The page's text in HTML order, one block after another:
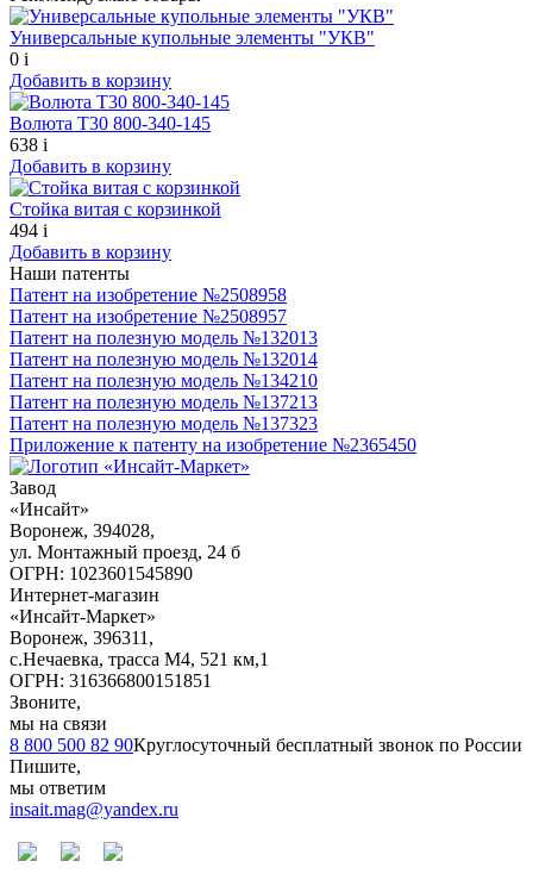
Универсальные купольные элементы "УКВ"
0 i
Добавить в корзину
Волюта Т30 800-340-145
638 i
Добавить в корзину
Стойка витая с корзинкой
494 i
Добавить в корзину
Наши патенты
Патент на изобретение №2508958
Патент на изобретение №2508957
Патент на полезную модель №132013
Патент на полезную модель №132014
Патент на полезную модель №134210
Патент на полезную модель №137213
Патент на полезную модель №137323
Приложение к патенту на изобретение №2365450
Завод
«Инсайт»
Воронеж, 394028,
ул. Монтажный проезд, 24 б
ОГРН: 1023601545890
Интернет-магазин
«Инсайт-Маркет»
Воронеж, 396311 ,
с.Нечаевка, трасса М4, 521 км,1
ОГРН: 316366800151851
Звоните,
мы на связи
8 800 500 82 90Круглосуточный бесплатный звонок по России
Пишите,
мы ответим
insait.mag@yandex.ru